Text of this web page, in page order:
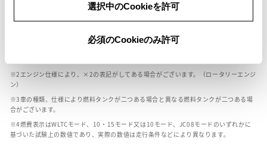
選択中のCookieを許可
必須のCookieのみ許可
エンジン仕様により、×2の表記がしてある場合がございます。（ロータリーエンジ
ン）
車の種類、仕様により燃料タンクが二つある場合と異なる燃料タンクが二つある場
合がございます。
燃費表示はWLTCモード、10・15モード又は10モード、JC08モードのいずれかに
基づいた試験上の数値であり、実際の数値は走行条件などにより異なります。